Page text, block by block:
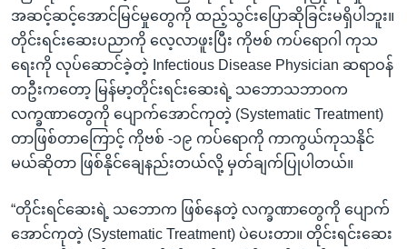
အဆင့်ဆင့်အောင်မြင်မှုတွေကို ထည့်သွင်းပြောဆိုခြင်းမရှိပါဘူး။
တိုင်းရင်းဆေးပညာကို လေ့လာဖူးပြီး ကိုဗစ် ကပ်ရောဂါ ကုသ
ရေးကို လုပ်ဆောင်ခဲ့တဲ့ Infectious Disease Physician ဆရာဝန်
တဦးကတော့ မြန်မာ့တိုင်းရင်းဆေးရဲ့ သဘောသဘာ၀က
လက္ခဏာတွေကို ပျောက်အောင်ကုတဲ့ (Systematic Treatment)
တာဖြစ်တာကြောင့် ကိုဗစ် -၁၉ ကပ်ရောကို ကာကွယ်ကုသနိုင်
မယ်ဆိုတာ ဖြစ်နိုင်ချေနည်းတယ်လို့ မှတ်ချက်ပြုပါတယ်။
“တိုင်းရင်ဆေးရဲ့ သဘောက ဖြစ်နေတဲ့ လက္ခဏာတွေကို ပျောက်
အောင်ကုတဲ့ (Systematic Treatment) ပဲပေးတာ။ တိုင်းရင်းဆေး